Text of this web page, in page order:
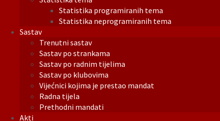
Statistika programiranih tema
Statistika neprogramiranih tema
Sastav
Trenutni sastav
Sastav po strankama
Sastav po radnim tijelima
Sastav po klubovima
Vijećnici kojima je prestao mandat
Radna tijela
Prethodni mandati
Akti